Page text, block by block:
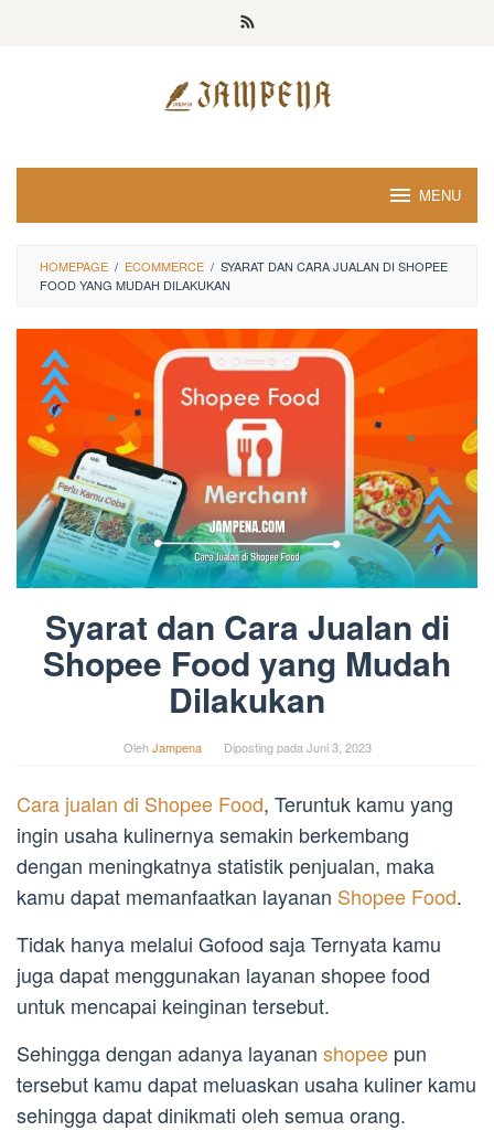
MENU
HOMEPAGE / ECOMMERCE / SYARAT DAN CARA JUALAN DI SHOPEE
FOOD YANG MUDAH DILAKUKAN
Syarat dan Cara Jualan di
Shopee Food yang Mudah
Dilakukan
OlehJampena Diposting pada Juni 3, 2023
Cara jualan di Shopee Food, Teruntuk kamu yang
ingin usaha kulinernya semakin berkembang
dengan meningkatnya statistik penjualan, maka
kamu dapat memanfaatkan layanan Shopee Food.
Tidak hanya melalui Gofood saja Ternyata kamu
juga dapat menggunakan layanan shopee food
untuk mencapai keinginan tersebut.
Sehingga dengan adanya layanan shopee pun
tersebut kamu dapat meluaskan usaha kuliner kamu
sehingga dapat dinikmati oleh semua orang.